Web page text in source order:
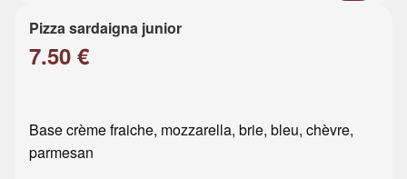
Pizza sardaigna junior
7.50 €
Base crème fraiche, mozzarella, brie, bleu, chèvre,
parmesan